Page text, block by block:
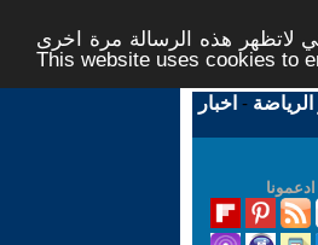
لاتظهر هذه الرسالة مرة اخرى -
This website uses cookies to
الرياضة - اخبار